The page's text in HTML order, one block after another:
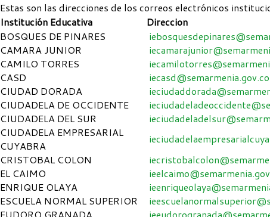
Estas son las direcciones de los correos electrónicos
Institución Educativa
Direccion
BOSQUES DE PINARES
CAMARA JUNIOR
CAMILO TORRES
CASD
iecasd@semarmenia.gov.co
CIUDAD DORADA
CIUDADELA DE OCCIDENTE
CIUDADELA DEL SUR
CIUDADELA EMPRESARIAL
CUYABRA
CRISTOBAL COLON
EL CAIMO
ENRIQUE OLAYA
ESCUELA NORMAL SUPERIOR